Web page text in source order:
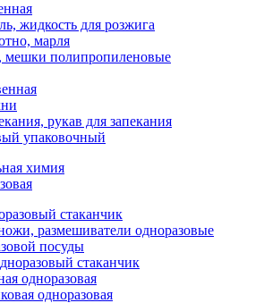
жидкость для розжига
марля
мешки полипропиленовые
рукав для запекания
упаковочный
химия
стаканчик
размешиватели одноразовые
посуды
стаканчик
одноразовая
одноразовая